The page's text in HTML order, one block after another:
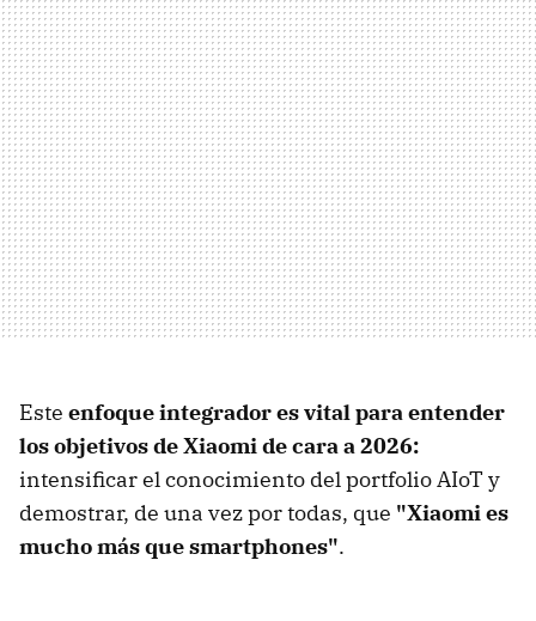
Este enfoque integrador es vital para entender
los objetivos de Xiaomi de cara a 2026:
intensificar el conocimiento del portfolio AIoT y
demostrar, de una vez por todas, que "Xiaomi es
mucho más que smartphones".